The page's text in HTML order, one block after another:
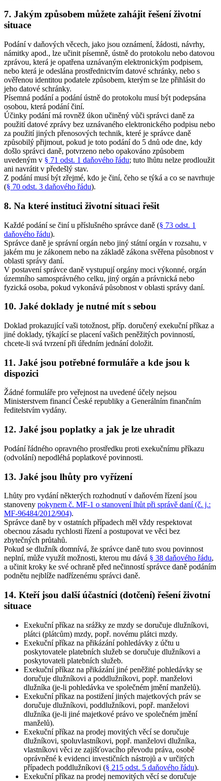
7. Jakým způsobem můžete zahájit řešení životní
situace
Podání v daňových věcech, jako jsou oznámení, žádosti, návrhy,
námitky apod., lze učinit písemně, ústně do protokolu nebo datovou
zprávou, která je opatřena uznávaným elektronickým podpisem,
nebo která je odeslána prostřednictvím datové schránky, nebo s
ověřenou identitou podatele způsobem, kterým se lze přihlásit do
jeho datové schránky.
Písemná podání a podání ústně do protokolu musí být podepsána
osobou, která podání činí.
Účinky podání má rovněž úkon učiněný vůči správci daně za
použití datové zprávy bez uznávaného elektronického podpisu nebo
za použití jiných přenosových technik, které je správce daně
způsobilý přijmout, pokud je toto podání do 5 dnů ode dne, kdy
došlo správci daně, potvrzeno nebo opakováno způsobem
uvedeným v § 71 odst. 1 daňového řádu; tuto lhůtu nelze prodloužit
ani navrátit v předešlý stav.
Z podání musí být zřejmé, kdo je činí, čeho se týká a co se navrhuje
(§ 70 odst. 3 daňového řádu).
8. Na které instituci životní situaci řešit
Každé podání se činí u příslušného správce daně (§ 73 odst. 1
daňového řádu).
Správce daně je správní orgán nebo jiný státní orgán v rozsahu, v
jakém mu je zákonem nebo na základě zákona svěřena působnost v
oblasti správy daní.
V postavení správce daně vystupují orgány moci výkonné, orgán
územního samosprávného celku, jiný orgán a právnická nebo
fyzická osoba, pokud vykonává působnost v oblasti správy daní.
10. Jaké doklady je nutné mít s sebou
Doklad prokazující vaši totožnost, příp. doručený exekuční příkaz a
jiné doklady, týkající se placení vašich peněžitých povinností,
chcete-li svá tvrzení při úředním jednání doložit.
11. Jaké jsou potřebné formuláře a kde jsou k
dispozici
Žádné formuláře pro veřejnost na uvedené účely nejsou
Ministerstvem financí České republiky a Generálním finančním
ředitelstvím vydány.
12. Jaké jsou poplatky a jak je lze uhradit
Podání řádného opravného prostředku proti exekučnímu příkazu
(odvolání) nepodléhá poplatkové povinnosti.
13. Jaké jsou lhůty pro vyřízení
Lhůty pro vydání některých rozhodnutí v daňovém řízení jsou
stanoveny pokynem č. MF-1 o stanovení lhůt při správě daní (č. j.:
MF-96484/2012/904).
Správce daně by v ostatních případech měl vždy respektovat
obecnou zásadu rychlosti řízení a postupovat ve věci bez
zbytečných průtahů.
Pokud se dlužník domnívá, že správce daně tuto svou povinnost
neplní, může využít možnosti, kterou mu dává § 38 daňového řádu,
a učinit kroky ke své ochraně před nečinností správce daně podáním
podnětu nejblíže nadřízenému správci daně.
14. Kteří jsou další účastníci (dotčení) řešení životní
situace
Exekuční příkaz na srážky ze mzdy se doručuje dlužníkovi,
plátci (plátcům) mzdy, popř. novému plátci mzdy.
Exekuční příkaz na přikázání pohledávky z účtu u
poskytovatele platebních služeb se doručuje dlužníkovi a
poskytovateli platebních služeb.
Exekuční příkaz na přikázání jiné peněžité pohledávky se
doručuje dlužníkovi a poddlužníkovi, popř. manželovi
dlužníka (je-li pohledávka ve společném jmění manželů).
Exekuční příkaz na postižení jiných majetkových práv se
doručuje dlužníkovi, poddlužníkovi, popř. manželovi
dlužníka (je-li jiné majetkové právo ve společném jmění
manželů).
Exekuční příkaz na prodej movitých věcí se doručuje
dlužníkovi, spoluvlastníkovi, popř. manželovi dlužníka,
vlastníkovi věci ze zajišťovacího převodu práva, osobě
oprávněné k evidenci investičních nástrojů a v určitých
případech poddlužníkovi (§ 215 odst. 5 daňového řádu).
Exekuční příkaz na prodej nemovitých věcí se doručuje